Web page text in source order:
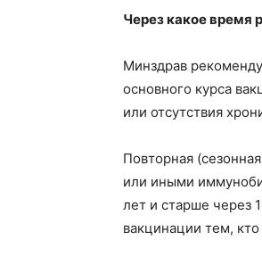
Через какое время
Минздрав
основного курса
или отсутствия
Повторная
или иными
лет и старше через
вакцинации тем,